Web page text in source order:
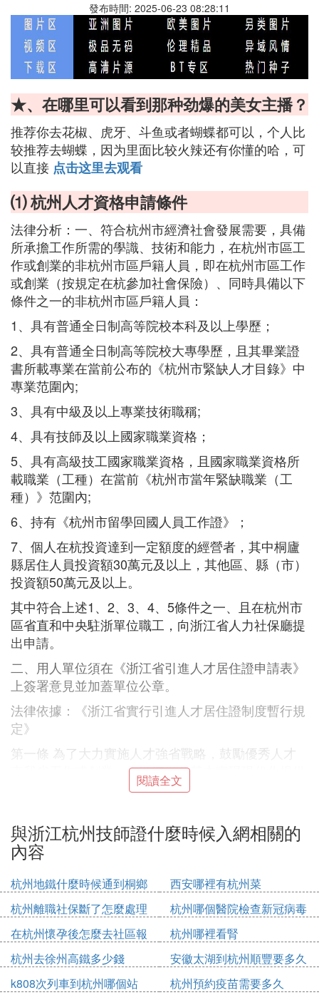
發布時間: 2025-06-23 08:28:11
★、在哪里可以看到那种劲爆的美女主播？
推荐你去花椒、虎牙、斗鱼或者蝴蝶都可以，个人比
较推荐去蝴蝶，因为里面比较火辣还有你懂的哈，可
以直接 点击这里去观看
⑴ 杭州人才資格申請條件
法律分析：一、符合杭州市經濟社會發展需要，具備
所承擔工作所需的學識、技術和能力，在杭州市區工
作或創業的非杭州市區戶籍人員，即在杭州市區工作
或創業（按規定在杭參加社會保險）、同時具備以下
條件之一的非杭州市區戶籍人員：
1、具有普通全日制高等院校本科及以上學歷；
2、具有普通全日制高等院校大專學歷，且其畢業證
書所載專業在當前公布的《杭州市緊缺人才目錄》中
專業范圍內;
3、具有中級及以上專業技術職稱;
4、具有技師及以上國家職業資格；
5、具有高級技工國家職業資格，且國家職業資格所
載職業（工種）在當前《杭州市當年緊缺職業（工
種）》范圍內;
6、持有《杭州市留學回國人員工作證》；
7、個人在杭投資達到一定額度的經營者，其中桐廬
縣居住人員投資額30萬元及以上，其他區、縣（市）
投資額50萬元及以上。
其中符合上述1、2、3、4、5條件之一、且在杭州市
區省直和中央駐浙單位職工，向浙江省人力社保廳提
出申請。
二、用人單位須在《浙江省引進人才居住證申請表》
上簽署意見並加蓋單位公章。
法律依據：《浙江省實行引進人才居住證制度暫行規
定》
第一條 為了大力實施人才強省戰略，鼓勵優秀人才
來我省工作或創業，為浙江提前基本實現現代化提供
人才保障和智力支持，根據有關法律、法規，結合我
第二條 符合我省經濟社會發展需要，具備所承擔工
作所需的學識、技術和能力，在本省居住的非本省當
地戶籍的境內人員，可以按照有關規定申領《引進人
才居住證》（以下簡稱《居住證》）。申領條件由各
市政府相關部門根據當地實際確定。
第七條 申領《居住證》，由本人或用人單位向縣
（市）以上人事行政部門提出申請。
第八條 申領《居住證》時，應當提交下列材料：
閱讀全文
與浙江杭州技師證什麼時候入網相關的
內容
杭州地鐵什麼時候通到桐鄉
西安哪裡有杭州菜
杭州離職社保斷了怎麼處理
杭州哪個醫院檢查新冠病毒
在杭州懷孕後怎麼去社區報
備
杭州哪裡看腎
杭州去徐州高鐵多少錢
安徽太湖到杭州順豐要多久
k808次列車到杭州哪個站
杭州預約疫苗需要多久